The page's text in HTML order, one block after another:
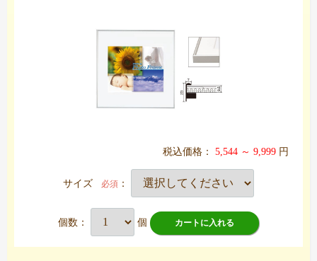
税込価格： 5,544 ～ 9,999 円
サイズ 必須 ：
個数： 個 カートに入れる